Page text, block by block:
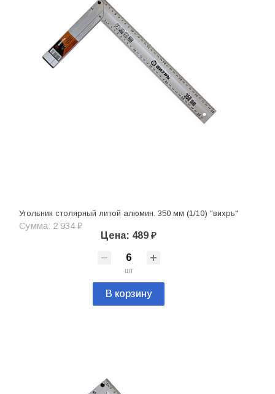
Угольник столярный литой алюмин. 350 мм (1/10) "вихрь"
Сумма: 2 934 ₽
Цена: 489 ₽
шт
В корзину